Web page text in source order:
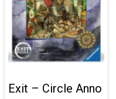
Exit – Circle Anno